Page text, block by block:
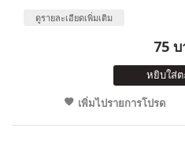
ดูรายละเอียดเพิ่มเติม
75
หยิบใส่ต
เพิ่มไปรายการโปรด